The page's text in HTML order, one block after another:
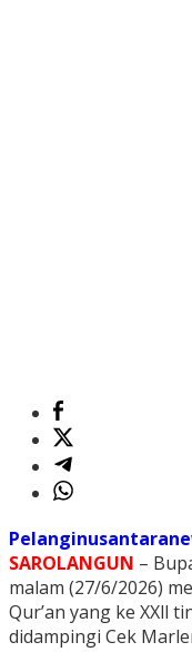
SAROLANGUN –
malam (27/6/2026)
Qur’an yang ke XXll
didampingi Cek